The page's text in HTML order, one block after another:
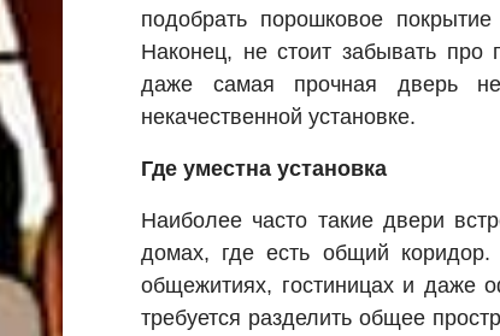
подобрать порошковое
Наконец, не стоит забывать про
даже самая прочная дверь
некачественной установке.
Где уместна установка
Наиболее часто такие двери
домах, где есть общий
общежитиях, гостиницах и даже
требуется разделить общее